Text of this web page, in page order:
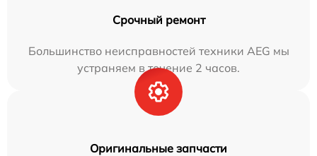
Срочный ремонт
Большинство неисправностей техники AEG мы
устраняем в течение 2 часов.
Оригинальные запчасти